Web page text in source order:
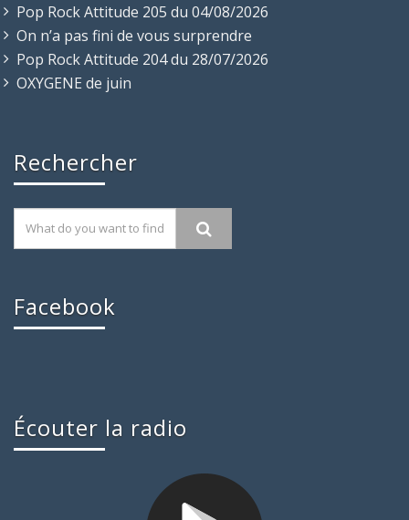
Pop Rock Attitude 205 du 04/08/2026
On n’a pas fini de vous surprendre
Pop Rock Attitude 204 du 28/07/2026
OXYGENE de juin
Rechercher
Facebook
Écouter la radio